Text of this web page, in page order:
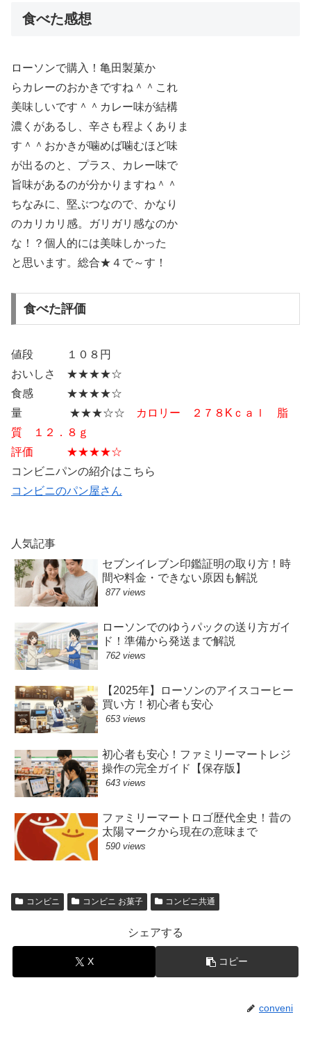
食べた感想
ローソンで購入！亀田製菓か
らカレーのおかきですね＾＾これ
美味しいです＾＾カレー味が結構
濃くがあるし、辛さも程よくありま
す＾＾おかきが噛めば噛むほど味
が出るのと、プラス、カレー味で
旨味があるのが分かりますね＾＾
ちなみに、堅ぶつなので、かなり
のカリカリ感。ガリガリ感なのか
な！？個人的には美味しかった
と思います。総合★４で～す！
食べた評価
値段 １０８円
おいしさ ★★★★☆
食感 ★★★★☆
量 ★★★☆☆
カロリー ２７８Kｃａｌ 脂
質 １２．８ｇ
評価 ★★★★☆
コンビニパンの紹介はこちら
コンビニのパン屋さん
人気記事
セブンイレブン印鑑証明の取り方！時
間や料金・できない原因も解説
877 views
ローソンでのゆうパックの送り方ガイ
ド！準備から発送まで解説
762 views
【2025年】ローソンのアイスコーヒー
買い方！初心者も安心
653 views
初心者も安心！ファミリーマートレジ
操作の完全ガイド【保存版】
643 views
ファミリーマートロゴ歴代全史！昔の
太陽マークから現在の意味まで
590 views
コンビニ コンビニ お菓子 コンビニ共通
シェアする
X コピー
conveni